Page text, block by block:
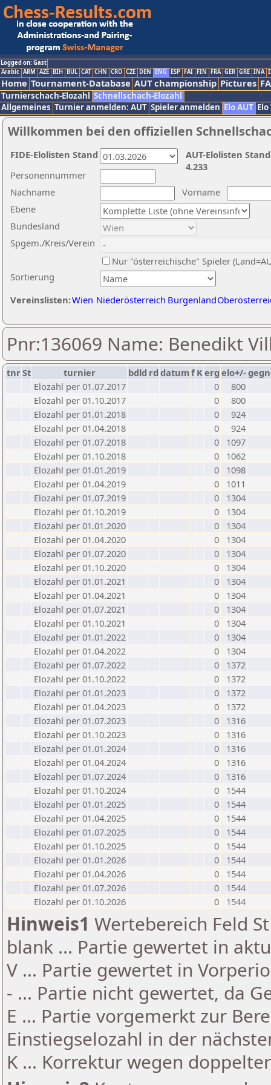
Logged on: Gast
Arabic ARM AZE BIH BUL CAT CHN CRO CZE DEN ENG ESP FAI FIN FRA GER GRE INA
Home Tournament-Database AUT championship Pictures
Turnierschach-Elozahl Schnellschach-Elozahl
Allgemeines Turnier anmelden: AUT Spieler anmelden Elo AUT
Willkommen bei den offiziellen
Nachname
Vorname
Ebene
Sortierung
Personennummer
Bundesland
Spgem./Kreis/Verein
Nur "österreichische" Spieler
Vereinslisten:Wien Niederösterreich Burgenland
AUT-Elolisten
4.233
FIDE-Elolisten Stand
Pnr:136069 Name: Benedikt
tnrSt turnier bdld rd datumf Kerg elo+/-
Elozahl per 01.07.2017
0
800
Elozahl per 01.10.2017
0
800
Elozahl per 01.01.2018
0
924
Elozahl per 01.04.2018
0
924
Elozahl per 01.07.2018
0
1097
Elozahl per 01.10.2018
0
1062
Elozahl per 01.01.2019
0
1098
Elozahl per 01.04.2019
0
1011
Elozahl per 01.07.2019
0
1304
Elozahl per 01.10.2019
0
1304
Elozahl per 01.01.2020
0
1304
Elozahl per 01.04.2020
0
1304
Elozahl per 01.07.2020
0
1304
Elozahl per 01.10.2020
0
1304
Elozahl per 01.01.2021
0
1304
Elozahl per 01.04.2021
0
1304
Elozahl per 01.07.2021
0
1304
Elozahl per 01.10.2021
0
1304
Elozahl per 01.01.2022
0
1304
Elozahl per 01.04.2022
0
1304
Elozahl per 01.07.2022
0
1372
Elozahl per 01.10.2022
0
1372
Elozahl per 01.01.2023
0
1372
Elozahl per 01.04.2023
0
1372
Elozahl per 01.07.2023
0
1316
Elozahl per 01.10.2023
0
1316
Elozahl per 01.01.2024
0
1316
Elozahl per 01.04.2024
0
1316
Elozahl per 01.07.2024
0
1316
Elozahl per 01.10.2024
0
1544
Elozahl per 01.01.2025
0
1544
Elozahl per 01.04.2025
0
1544
Elozahl per 01.07.2025
0
1544
Elozahl per 01.10.2025
0
1544
Elozahl per 01.01.2026
0
1544
Elozahl per 01.04.2026
0
1544
Elozahl per 01.07.2026
0
1544
Elozahl per 01.10.2026
0 1544
Hinweis1 Wertebereich Feld
blank ... Partie gewertet in
V ... Partie gewertet in
- ... Partie nicht gewertet, da
E ... Partie vorgemerkt zur
Einstiegselozahl in der
K ... Korrektur wegen